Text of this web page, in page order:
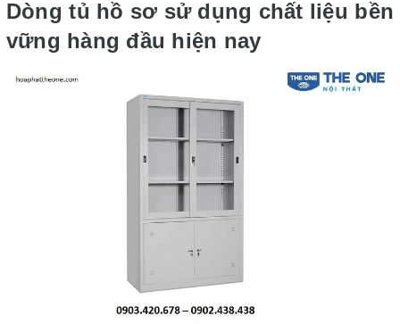
Dòng tủ hồ sơ sử dụng chất liệu bền
vững hàng đầu hiện nay